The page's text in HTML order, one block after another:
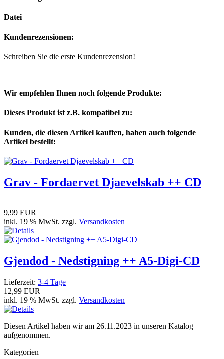
Datei
Kundenrezensionen:
Schreiben Sie die erste Kundenrezension!
Wir empfehlen Ihnen noch folgende Produkte:
Dieses Produkt ist z.B. kompatibel zu:
Kunden, die diesen Artikel kauften, haben auch folgende
Artikel bestellt:
Grav - Fordaervet Djaevelskab ++ CD
9,99 EUR
inkl. 19 % MwSt. zzgl. Versandkosten
Gjendod - Nedstigning ++ A5-Digi-CD
Lieferzeit: 3-4 Tage
12,99 EUR
inkl. 19 % MwSt. zzgl. Versandkosten
Diesen Artikel haben wir am 26.11.2023 in unseren Katalog
aufgenommen.
Kategorien